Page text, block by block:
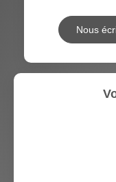
Nous